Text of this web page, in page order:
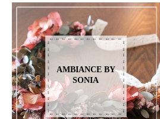
AMBIANCE BY
SONIA